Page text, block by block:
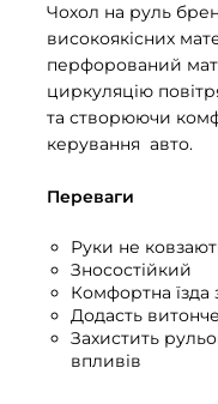
Чохол на руль
високоякісних
перфорований
циркуляцію
та створюючи
керування авто.
Переваги
Руки не
Зносостійкий
Комфортна їзда
Додасть
Захистить
впливів